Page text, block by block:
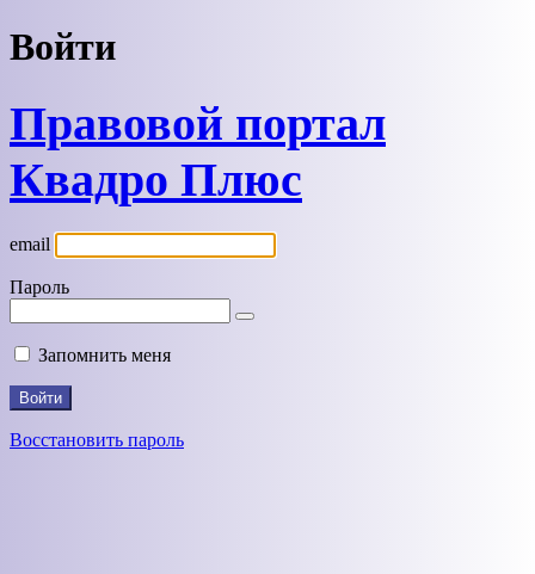
Войти
Правовой портал
Квадро Плюс
email
Пароль
Запомнить меня
Восстановить пароль